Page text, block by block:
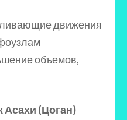
движения
объемов,
Асахи (Цоган)